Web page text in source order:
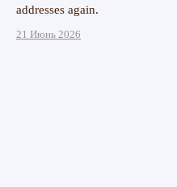
addresses again.
21 Июнь 2026